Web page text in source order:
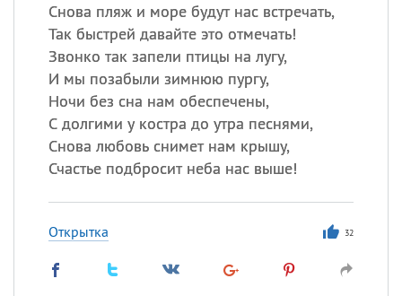
Снова пляж и море будут нас встречать,
Так быстрей давайте это отмечать!
Звонко так запели птицы на лугу,
И мы позабыли зимнюю пургу,
Ночи без сна нам обеспечены,
С долгими у костра до утра песнями,
Снова любовь снимет нам крышу,
Счастье подбросит неба нас выше!
Открытка 32